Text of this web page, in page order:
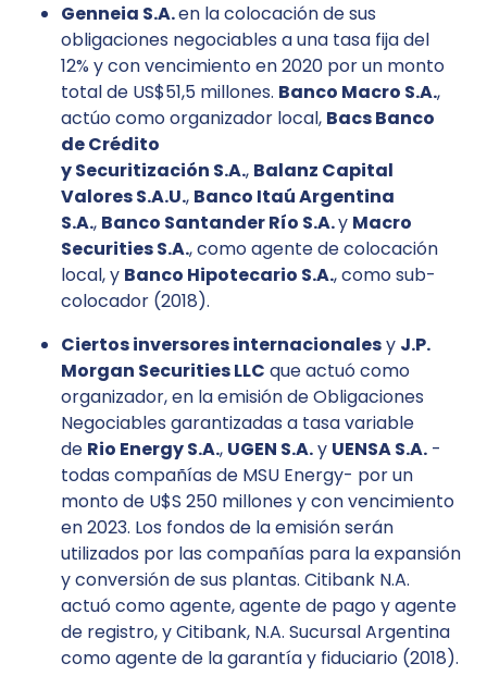
Genneia S.A.en la colocación de sus
obligaciones negociables a una tasa fija del
12% y con vencimiento en 2020 por un monto
total de US$51,5 millones. Banco Macro S.A.,
actúo como organizador local, BacsBanco
de Crédito
y Securitización S.A., Balanz Capital
Valores S.A.U., Banco Itaú Argentina
S.A., Banco Santander Río S.A.y Macro
Securities S.A., como agente de colocación
local, y Banco Hipotecario S.A., como sub-
colocador (2018).
Ciertos inversores internacionalesy J.P.
Morgan Securities LLC que actuó como
organizador, en la emisión de Obligaciones
Negociables garantizadas a tasa variable
de Rio Energy S.A., UGEN S.A.y UENSA S.A. -
todas compañías de MSU Energy- por un
monto de U$S 250 millones y con vencimiento
en 2023. Los fondos de la emisión serán
utilizados por las compañías para la expansión
y conversión de sus plantas. Citibank N.A.
actuó como agente, agente de pago y agente
de registro, y Citibank, N.A. Sucursal Argentina
como agente de la garantía y fiduciario (2018).